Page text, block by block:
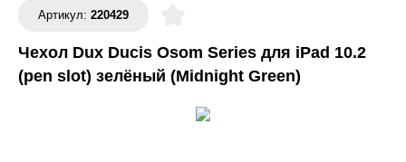
+7 495 960-31-54
+7 800 500-31-47
Артикул: 220429
Чехол Dux Ducis Osom Series для iPad 10.2
(pen slot) зелёный (Midnight Green)